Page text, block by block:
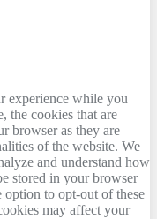
experience while you
the cookies that are
browser as they are
of the website. We
and understand how
stored in your browser
to opt-out of these
may affect your